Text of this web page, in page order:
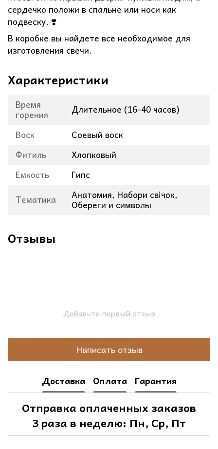
сердечко положи в спальне или носи как
подвеску. ❣️
В коробке вы найдете все необходимое для
изготовления свечи.
Характеристики
Время
горения
Длительное (16-40 часов)
Воск
Соевый воск
Фитиль
Хлопковый
Емкость
Гипс
Тематика
Анатомия, Набори свічок,
Обереги и символы
Отзывы
Добавьте первый отзыв
Написать отзыв
Доставка Оплата Гарантия
Отправка оплаченных заказов
3 раза в неделю: Пн, Ср, Пт